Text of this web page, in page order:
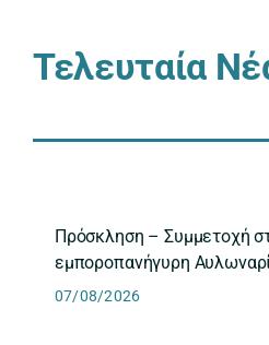
Τελευταία
Πρόσκληση – Συμμετοχή
εμποροπανήγυρη
07/08/2026